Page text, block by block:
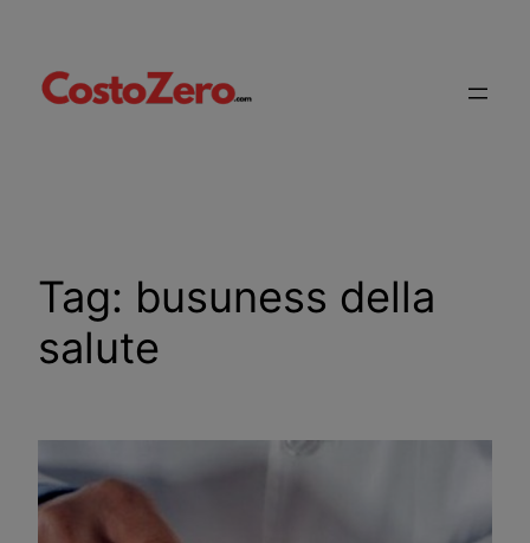
contenuto
Tag: busuness della
salute